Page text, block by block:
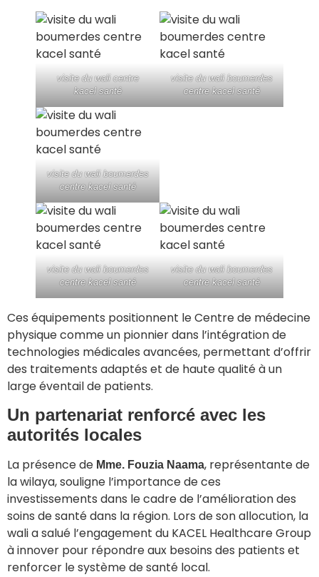
visite du wali centre
kacel santé
visite du wali boumerdes
centre kacel santé
visite du wali boumerdes
centre kacel santé
visite du wali boumerdes
centre kacel santé
visite du wali boumerdes
centre kacel santé
Ces équipements positionnent le Centre de médecine
physique comme un pionnier dans l’intégration de
technologies médicales avancées, permettant d’offrir
des traitements adaptés et de haute qualité à un
large éventail de patients.
Un partenariat renforcé avec les
autorités locales
La présence de Mme. Fouzia Naama, représentante de
la wilaya, souligne l’importance de ces
investissements dans le cadre de l’amélioration des
soins de santé dans la région. Lors de son allocution, la
wali a salué l’engagement du KACEL Healthcare Group
à innover pour répondre aux besoins des patients et
renforcer le système de santé local.